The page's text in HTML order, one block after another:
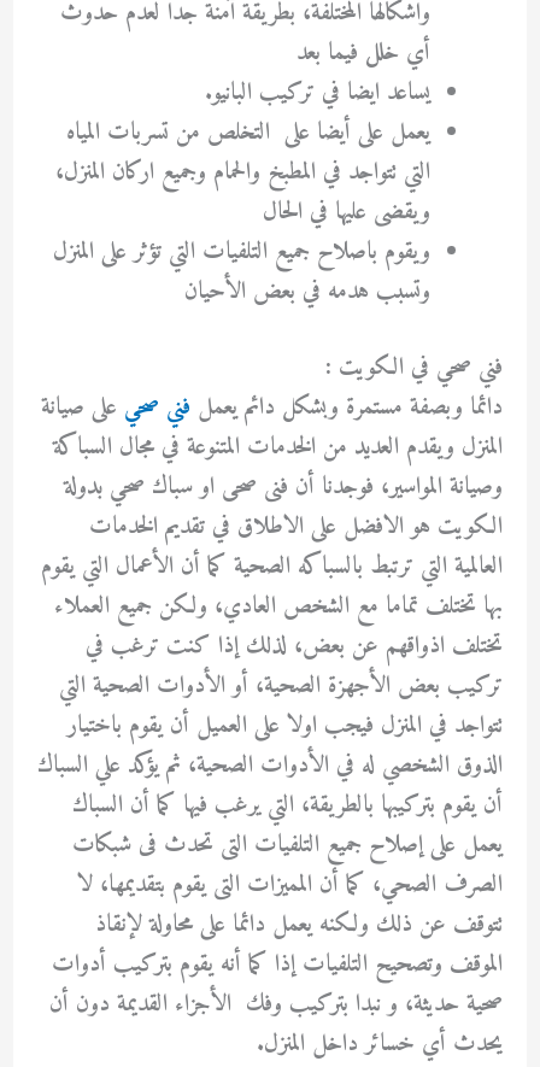
واشكالها المختلفة، بطريقة آمنة جدا لعدم حدوث
أي خلل فيما بعد
يساعد ايضا في تركيب البانيو.
يعمل على أيضا على التخلص من تسربات المياه
التي تتواجد في المطبخ والحمام وجميع اركان المنزل،
ويقضى عليها في الحال
ويقوم باصلاح جميع التلفيات التي تؤثر على المنزل
وتسبب هدمه في بعض الأحيان
فني صحي في الكويت :
دائما وبصفة مستمرة وبشكل دائم يعمل فني صحي على صيانة
المنزل ويقدم العديد من الخدمات المتنوعة في مجال السباكة
وصيانة المواسير، فوجدنا أن فنى صحى او سباك صحي بدولة
الكويت هو الافضل على الاطلاق في تقديم الخدمات
العالمية التي ترتبط بالسباكه الصحية كما أن الأعمال التي يقوم
بها تختلف تماما مع الشخص العادي، ولكن جميع العملاء
تختلف اذواقهم عن بعض، لذلك إذا كنت ترغب في
تركيب بعض الأجهزة الصحية، أو الأدوات الصحية التي
تتواجد في المنزل فيجب اولا على العميل أن يقوم باختيار
الذوق الشخصي له في الأدوات الصحية، ثم يؤكد علي السباك
أن يقوم بتركيبها بالطريقة، التي يرغب فيها كما أن السباك
يعمل على إصلاح جميع التلفيات التى تحدث فى شبكات
الصرف الصحي، كما أن المميزات التى يقوم بتقديمها، لا
تتوقف عن ذلك ولكنه يعمل دائما على محاولة لإنقاذ
الموقف وتصحيح التلفيات إذا كما أنه يقوم بتركيب أدوات
صحية حديثة، و نبدا بتركيب وفك الأجزاء القديمة دون أن
يحدث أي خسائر داخل المنزل.